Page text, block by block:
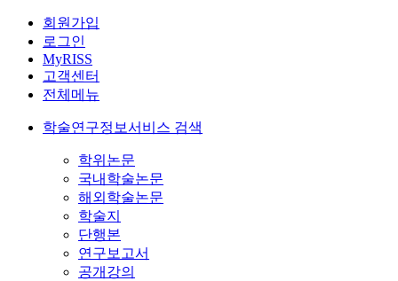
회원가입
로그인
MyRISS
고객센터
전체메뉴
학술연구정보서비스 검색
학위논문
국내학술논문
해외학술논문
학술지
단행본
연구보고서
공개강의